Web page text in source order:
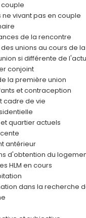
couple
ne vivant pas en couple
de la rencontre
unions au cours de
si différente de
conjoint
la première union
et contraception
cadre de vie
quartier actuels
antérieur
d'obtention du
HLM en cours
dans la recherche